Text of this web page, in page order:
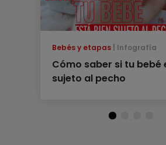
Bebés y etapas Infografía
Cómo saber si tu bebé
sujeto al pecho